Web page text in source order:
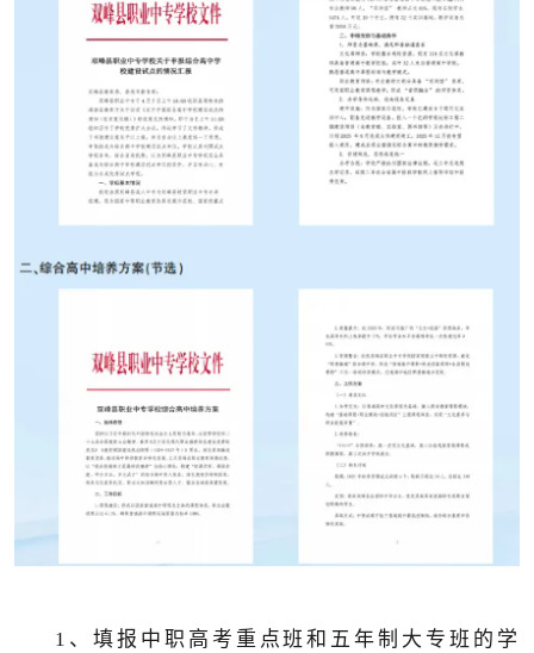
1、 填报中职 高考重点班和五年制大专班 的学